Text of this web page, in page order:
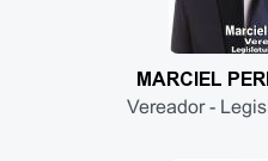
MARCIEL
Vereador -